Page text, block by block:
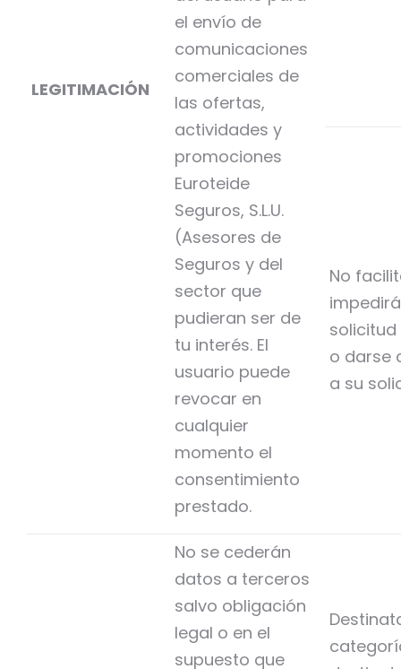
LEGITIMACIÓN
el envío de
comunicaciones
comerciales de
las ofertas,
actividades y
promociones
Euroteide
Seguros, S.L.U.
(Asesores de
Seguros y del
sector que
pudieran ser de
tu interés. El
usuario puede
revocar en
cualquier
momento el
consentimiento
prestado.
No
o darse
a su
No se cederán
datos a terceros
salvo obligación
legal o en el
supuesto que